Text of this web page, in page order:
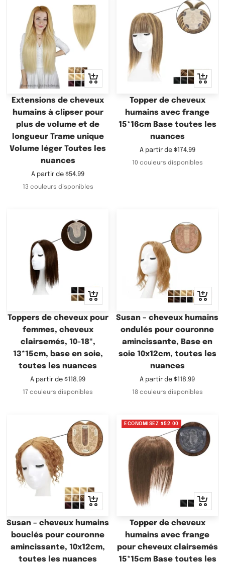
Apercu
rapide
Extensions de cheveux
humains à clipser pour
plus de volume et de
longueur Trame unique
Volume léger Toutes les
nuances
Prix
de
A partir de $54.99
13 couleurs disponibles
Apercu
rapide
Topper de cheveux
humains avec frange
15*16cm Base toutes les
nuances
Prix
de
A partir de $174.99
10 couleurs disponibles
Apercu
rapide
Toppers de cheveux pour
femmes, cheveux
clairsemés, 10-18",
13*15cm, base en soie,
toutes les nuances
Prix
de
A partir de $118.99
17 couleurs disponibles
Apercu
rapide
Susan – cheveux humains
ondulés pour couronne
amincissante, Base en
soie 10x12cm, toutes les
nuances
Prix
de
A partir de $118.99
18 couleurs disponibles
Apercu
rapide
Susan – cheveux humains
bouclés pour couronne
amincissante, 10x12cm,
toutes les nuances
ECONOMISEZ $52.00
Apercu
rapide
Topper de cheveux
humains avec frange
pour cheveux clairsemés
15*15cm Base toutes les